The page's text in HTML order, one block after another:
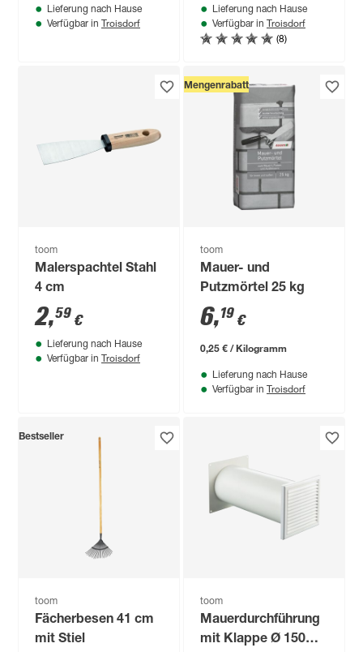
Lieferung nach Hause
Verfügbar in Troisdorf
Lieferung nach Hause
Verfügbar in Troisdorf
(8)
toom
Malerspachtel Stahl
4 cm
2,59 €
Lieferung nach Hause
Verfügbar in Troisdorf
Mengenrabatt
toom
Mauer- und
Putzmörtel 25 kg
6,19 €
0,25 € / Kilogramm
Lieferung nach Hause
Verfügbar in Troisdorf
Bestseller
toom
Fächerbesen 41 cm
mit Stiel
toom
Mauerdurchführung
mit Klappe Ø 150